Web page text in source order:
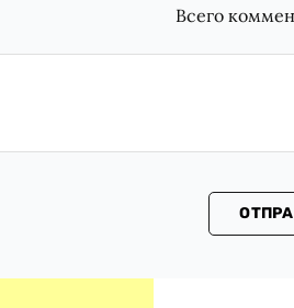
Всего